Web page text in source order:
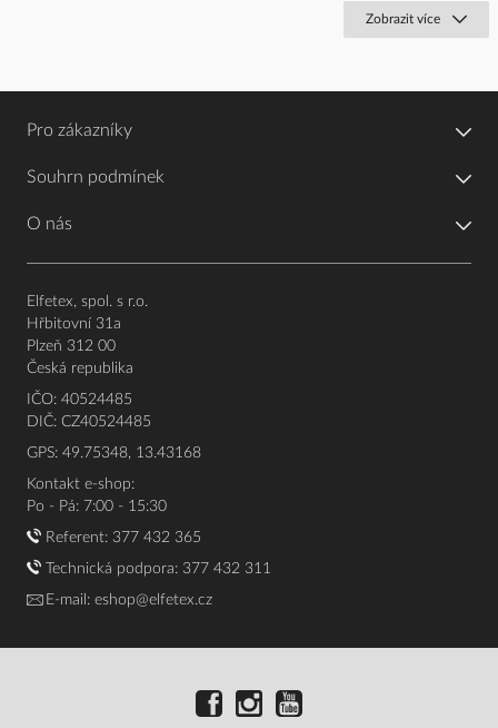
Zobrazit více
Pro zákazníky
Souhrn podmínek
O nás
Elfetex, spol. s r.o.
Hřbitovní 31a
Plzeň 312 00
Česká republika
IČO: 40524485
DIČ: CZ40524485
GPS: 49.75348, 13.43168
Kontakt e-shop:
Po - Pá: 7:00 - 15:30
Referent: 377 432 365
Technická podpora: 377 432 311
E-mail: eshop@elfetex.cz